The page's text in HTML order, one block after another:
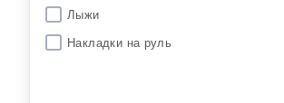
Лыжи
Накладки на руль